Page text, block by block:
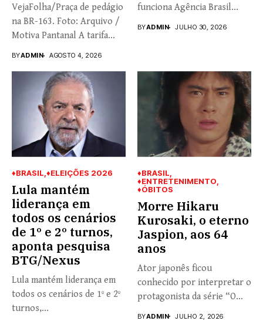
VejaFolha/Praça de pedágio
na BR-163. Foto: Arquivo /
Motiva Pantanal A tarifa...
BYADMIN AGOSTO 4, 2026
funciona Agência Brasil...
BYADMIN JULHO 30, 2026
♦BRASIL ♦ELEIÇÕES 2026
Lula mantém
liderança em
todos os cenários
de 1º e 2º turnos,
aponta pesquisa
BTG/Nexus
Lula mantém liderança em
todos os cenários de 1º e 2º
turnos,...
♦BRASIL
♦ENTRETENIMENTO
♦ÓBITOS
Morre Hikaru
Kurosaki, o eterno
Jaspion, aos 64
anos
Ator japonês ficou
conhecido por interpretar o
protagonista da série “O
BYADMIN JULHO 2, 2026